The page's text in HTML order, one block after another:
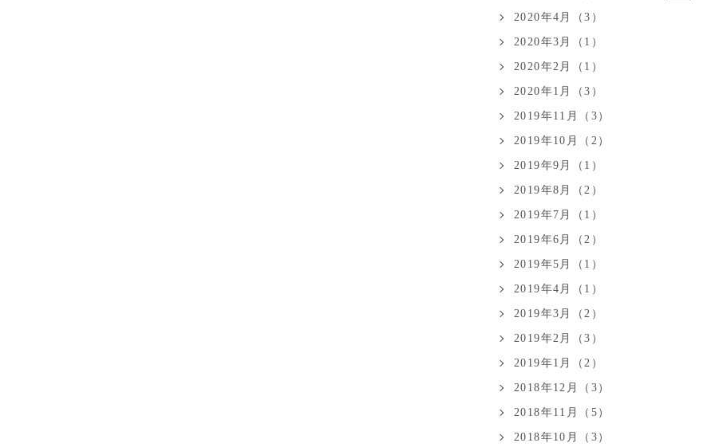
2020年4月（3）
2020年3月（1）
2020年2月（1）
2020年1月（3）
2019年11月（3）
2019年10月（2）
2019年9月（1）
2019年8月（2）
2019年7月（1）
2019年6月（2）
2019年5月（1）
2019年4月（1）
2019年3月（2）
2019年2月（3）
2019年1月（2）
2018年12月（3）
2018年11月（5）
2018年10月（3）